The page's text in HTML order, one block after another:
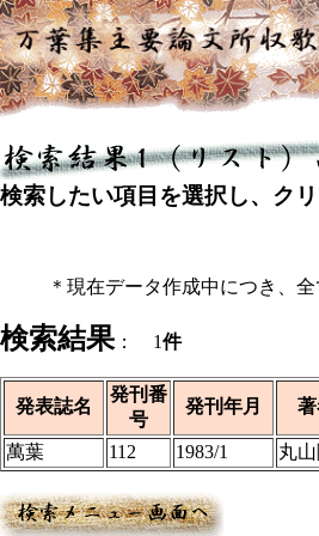
検索したい項目を選択し、クリ
＊現在データ作成中につき、
検索結果 ： 1件
発表誌名
発刊番
号
発刊年月
萬葉 112 1983/1 丸山